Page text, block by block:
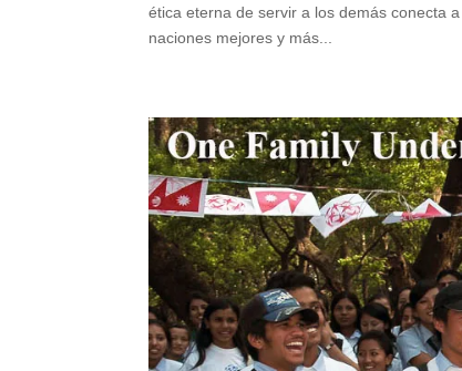
ética eterna de servir a los demás conecta
naciones mejores y más...